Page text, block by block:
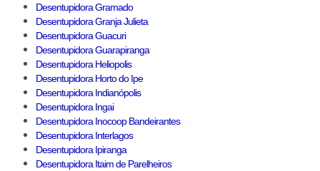
Desentupidora Gramado
Desentupidora Granja Julieta
Desentupidora Guacuri
Desentupidora Guarapiranga
Desentupidora Heliopolis
Desentupidora Horto do Ipe
Desentupidora Indianópolis
Desentupidora Ingai
Desentupidora Inocoop Bandeirantes
Desentupidora Interlagos
Desentupidora Ipiranga
Desentupidora Itaim de Parelheiros